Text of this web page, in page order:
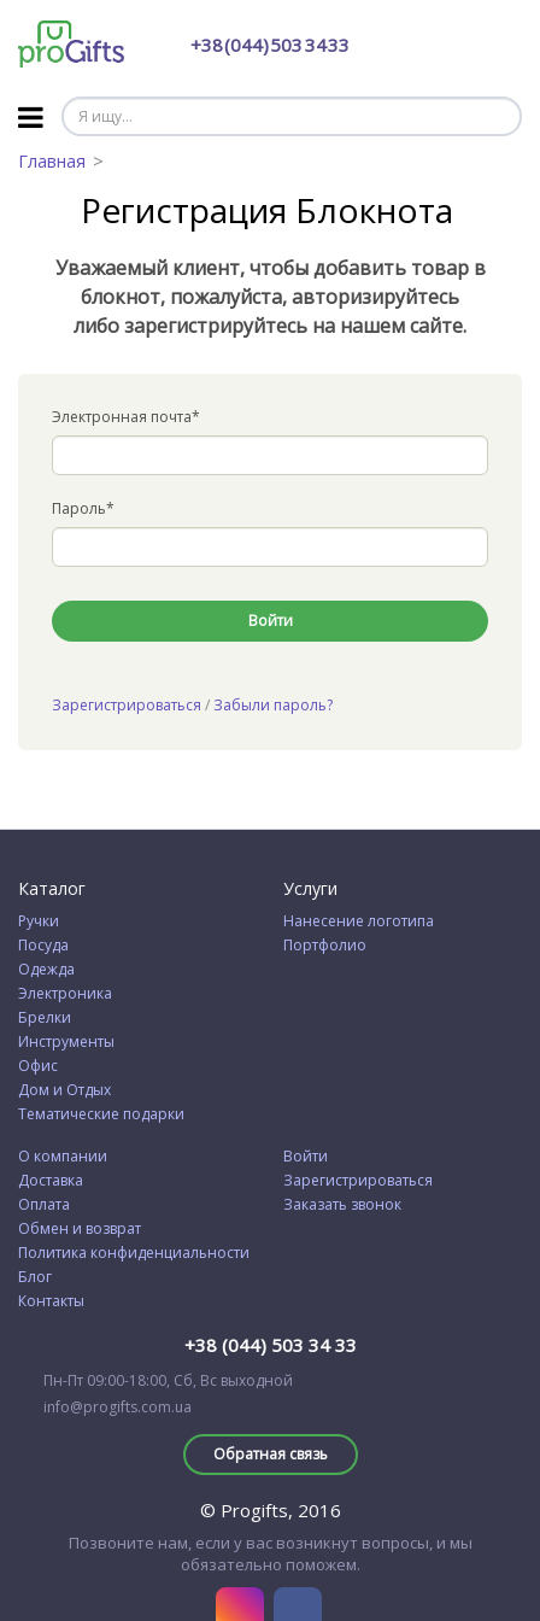
+38 (044) 503 34 33
Главная
Регистрация Блокнота
Уважаемый клиент, чтобы добавить товар в
блокнот, пожалуйста, авторизируйтесь
либозарегистрируйтесь на нашем сайте.
Электронная почта*
Пароль*
Зарегистрироваться / Забыли пароль?
Каталог
Ручки
Посуда
Одежда
Электроника
Брелки
Инструменты
Офис
Дом и Отдых
Тематические подарки
Услуги
Нанесение логотипа
Портфолио
О компании
Доставка
Оплата
Обмен и возврат
Политика конфиденциальности
Блог
Контакты
Войти
Зарегистрироваться
Заказать звонок
+38 (044) 503 34 33
Пн-Пт 09:00-18:00, Сб, Вс выходной
info@progifts.com.ua
Обратная связь
© Progifts, 2016
Позвоните нам, если у вас возникнут вопросы, и мы
обязательно поможем.